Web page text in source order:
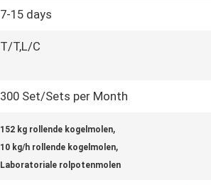
7-15 days
T/T,L/C
300 Set/Sets per Month
152 kg rollende kogelmolen,
10 kg/h rollende kogelmolen,
Laboratoriale rolpotenmolen